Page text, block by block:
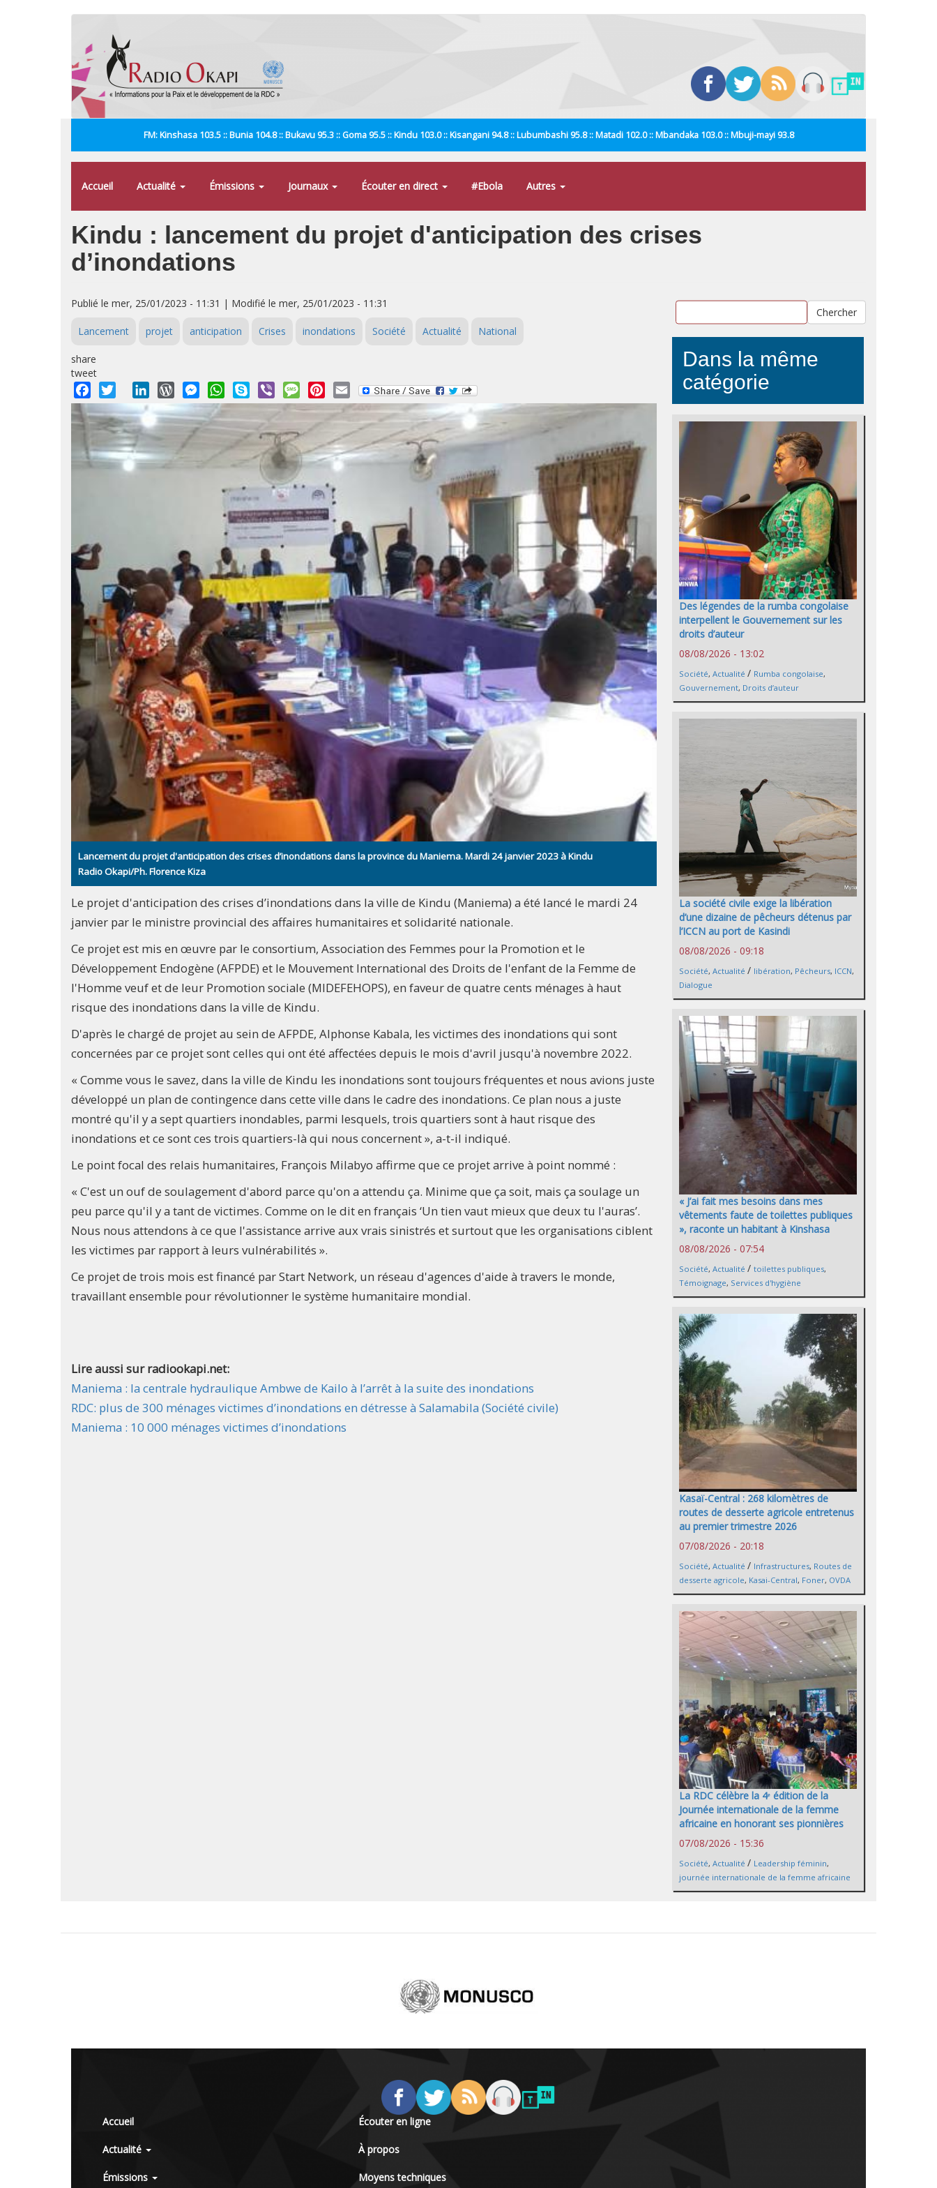
FM: Kinshasa 103.5 :: Bunia 104.8 :: Bukavu 95.3 :: Goma 95.5 :: Kindu 103.0 :: Kisangani 94.8 :: Lubumbashi 95.8 :: Matadi 102.0 :: Mbandaka 103.0 :: Mbuji-mayi 93.8
Accueil Actualité Émissions Journaux Écouter en direct #Ebola Autres
Kindu : lancement du projet d'anticipation des crises
d’inondations
Publié le mer, 25/01/2023 - 11:31 | Modifié le mer, 25/01/2023 - 11:31
Lancement projet anticipation Crises inondations Société Actualité National
share
tweet
Facebook
Twitter LinkedInWordPressMessengerWhatsApp
Skype Viber MessagePinterest
Email
Lancement du projet d'anticipation des crises d’inondations dans la province du Maniema. Mardi 24 janvier 2023 à Kindu
Radio Okapi/Ph. Florence Kiza
Le projet d'anticipation des crises d’inondations dans la ville de Kindu (Maniema) a été lancé le mardi 24
janvier par le ministre provincial des affaires humanitaires et solidarité nationale.
Ce projet est mis en œuvre par le consortium, Association des Femmes pour la Promotion et le
Développement Endogène (AFPDE) et le Mouvement International des Droits de l'enfant de la Femme de
l'Homme veuf et de leur Promotion sociale (MIDEFEHOPS), en faveur de quatre cents ménages à haut
risque des inondations dans la ville de Kindu.
D'après le chargé de projet au sein de AFPDE, Alphonse Kabala, les victimes des inondations qui sont
concernées par ce projet sont celles qui ont été affectées depuis le mois d'avril jusqu'à novembre 2022.
« Comme vous le savez, dans la ville de Kindu les inondations sont toujours fréquentes et nous avions juste
développé un plan de contingence dans cette ville dans le cadre des inondations. Ce plan nous a juste
montré qu'il y a sept quartiers inondables, parmi lesquels, trois quartiers sont à haut risque des
inondations et ce sont ces trois quartiers-là qui nous concernent », a-t-il indiqué.
Le point focal des relais humanitaires, François Milabyo affirme que ce projet arrive à point nommé :
« C'est un ouf de soulagement d'abord parce qu'on a attendu ça. Minime que ça soit, mais ça soulage un
peu parce qu'il y a tant de victimes. Comme on le dit en français ‘Un tien vaut mieux que deux tu l'auras’.
Nous nous attendons à ce que l'assistance arrive aux vrais sinistrés et surtout que les organisations ciblent
les victimes par rapport à leurs vulnérabilités ».
Ce projet de trois mois est financé par Start Network, un réseau d'agences d'aide à travers le monde,
travaillant ensemble pour révolutionner le système humanitaire mondial.
Lire aussi sur radiookapi.net:
Maniema : la centrale hydraulique Ambwe de Kailo à l’arrêt à la suite des inondations
RDC: plus de 300 ménages victimes d’inondations en détresse à Salamabila (Société civile)
Maniema : 10 000 ménages victimes d’inondations
Chercher
Dans la même
catégorie
Des légendes de la rumba congolaise
interpellent le Gouvernement sur les
droits d’auteur
08/08/2026 - 13:02
Société, Actualité / Rumba congolaise,
Gouvernement, Droits d’auteur
La société civile exige la libération
d’une dizaine de pêcheurs détenus par
l’ICCN au port de Kasindi
08/08/2026 - 09:18
Société, Actualité / libération, Pêcheurs, ICCN,
Dialogue
« J’ai fait mes besoins dans mes
vêtements faute de toilettes publiques
», raconte un habitant à Kinshasa
08/08/2026 - 07:54
Société, Actualité / toilettes publiques,
Témoignage, Services d'hygiène
Kasaï-Central : 268 kilomètres de
routes de desserte agricole entretenus
au premier trimestre 2026
07/08/2026 - 20:18
Société, Actualité / Infrastructures, Routes de
desserte agricole, Kasai-Central, Foner, OVDA
La RDC célèbre la 4ᵉ édition de la
Journée internationale de la femme
africaine en honorant ses pionnières
07/08/2026 - 15:36
Société, Actualité / Leadership féminin,
journée internationale de la femme africaine
Accueil
Actualité
Émissions
Écouter en ligne
À propos
Moyens techniques